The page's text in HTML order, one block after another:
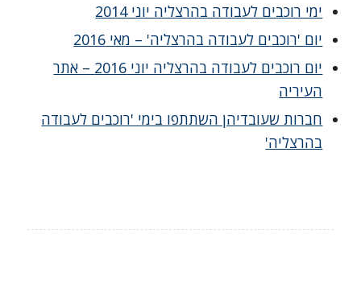
ימי רוכבים לעבודה בהרצליה יוני 2014
יום 'רוכבים לעבודה בהרצליה' – מאי 2016
יום רוכבים לעבודה בהרצליה יוני 2016 – אתר
העיריה
חברות שעובדיהן השתתפו בימי 'רוכבים לעבודה
בהרצליה'